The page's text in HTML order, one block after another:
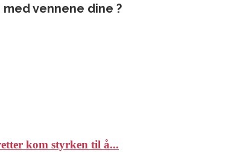
vennene dine ?
kom styrken til å...